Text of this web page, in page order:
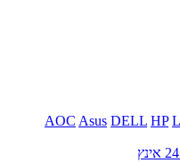
AOC Asus DELL HP